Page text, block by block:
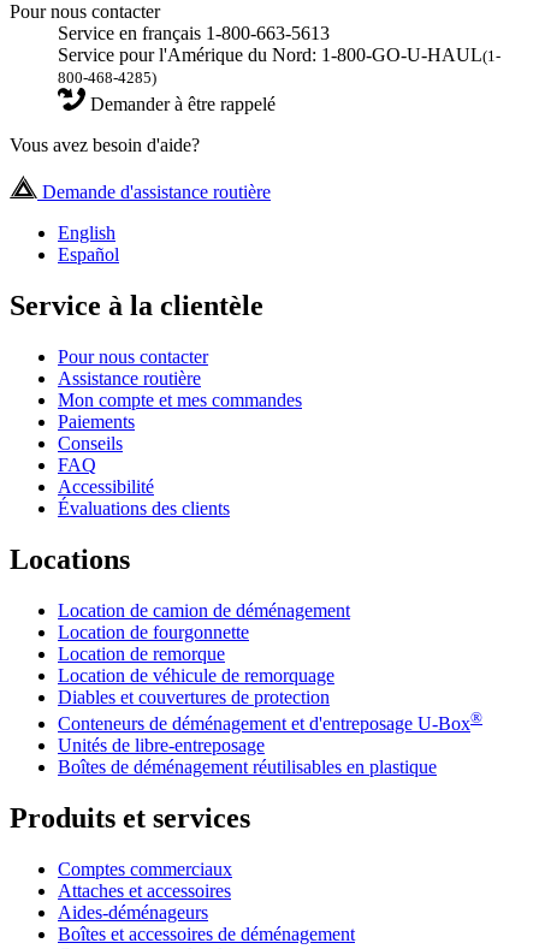
Pour nous contacter
Service en français 1-800-663-5613
Service pour l'Amérique du Nord: 1-800-GO-U-HAUL(1-
800-468-4285)
Demander à être rappelé
Vous avez besoin d'aide?
Demande d'assistance routière
English
Español
Service à la clientèle
Pour nous contacter
Assistance routière
Mon compte et mes commandes
Paiements
Conseils
FAQ
Accessibilité
Évaluations des clients
Locations
Location de camion de déménagement
Location de fourgonnette
Location de remorque
Location de véhicule de remorquage
Diables et couvertures de protection
Conteneurs de déménagement et d'entreposage U-Box®
Unités de libre-entreposage
Boîtes de déménagement réutilisables en plastique
Produits et services
Comptes commerciaux
Attaches et accessoires
Aides-déménageurs
Boîtes et accessoires de déménagement